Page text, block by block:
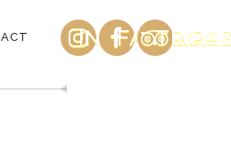
INSTAGRAM